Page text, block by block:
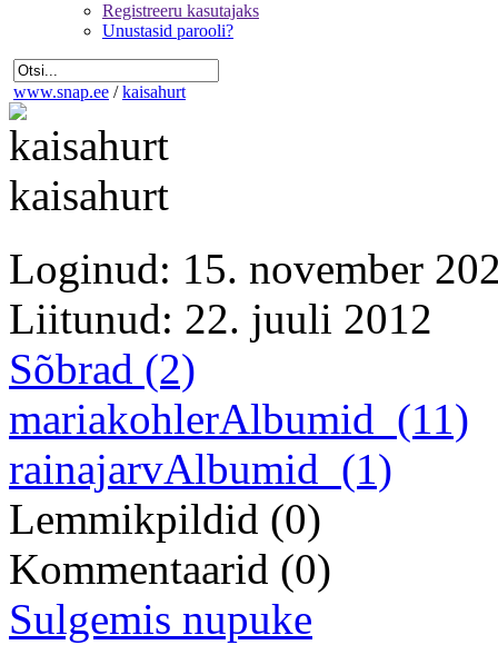
Registreeru kasutajaks
Unustasid parooli?
www.snap.ee / kaisahurt
kaisahurt
Loginud: 15. november
Liitunud: 22. juuli 2012
Sõbrad (2)
mariakohlerAlbumid (11)
rainajarvAlbumid (1)
Lemmikpildid (0)
Kommentaarid (0)
Sulgemis nupuke